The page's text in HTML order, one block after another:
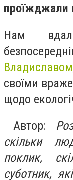
проїжджали
Нам
Владиславом
своїми
щодо
Автор:
скільки
поклик,
суботник,